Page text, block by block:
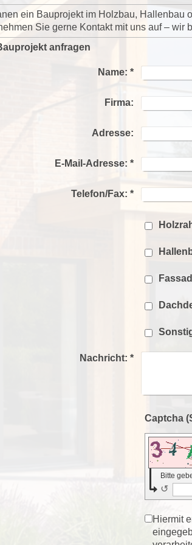
ein Bauprojekt im Holzbau, Hallenbau
Sie gerne Kontakt mit uns auf –
anfragen
Name: *
Firma:
Adresse:
E-Mail-Adresse: *
Telefon/Fax: *
Nachricht: *
Bitte
↺
Hiermit